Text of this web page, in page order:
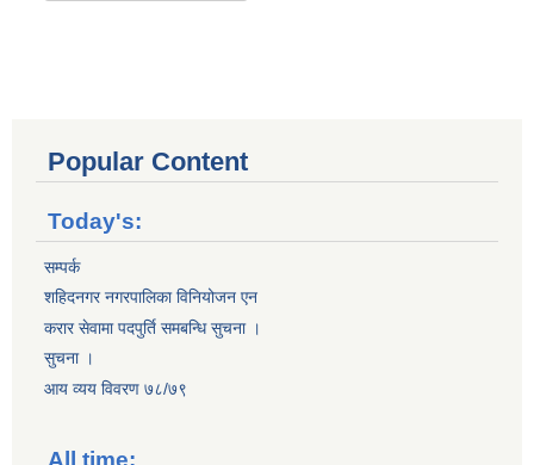
Popular Content
Today's:
सम्पर्क
शहिदनगर नगरपालिका विनियोजन एन
करार सेवामा पदपुर्ति समबन्धि सुचना ।
सुचना ।
आय व्यय विवरण ७८/७९
All time: